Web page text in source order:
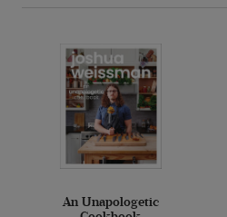
An Unapologetic